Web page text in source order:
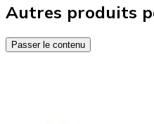
Autres produits
Passer le contenu